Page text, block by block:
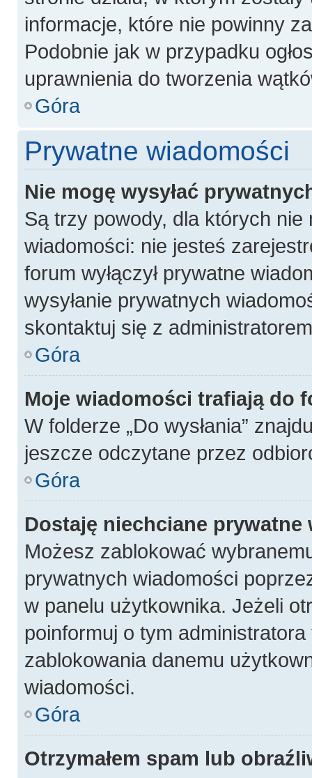
informacje, które nie powinny
Podobnie jak w przypadku
uprawnienia do tworzenia
Góra
Prywatne wiadomości
Nie mogę wysyłać
Są trzy powody, dla których nie
wiadomości: nie jesteś
forum wyłączył prywatne
wysyłanie prywatnych
skontaktuj się z
Góra
Moje wiadomości trafiają do
W folderze „Do wysłania”
jeszcze odczytane przez
Góra
Dostaję niechciane prywatne
Możesz zablokować
prywatnych wiadomości
w panelu użytkownika. Jeżeli
poinformuj o tym
zablokowania danemu
wiadomości.
Góra
Otrzymałem spam lub